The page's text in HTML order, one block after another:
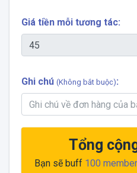
Giá tiền mỗi tương tác:
Ghi chú (Không bắt buộc):
Tổng
Bạn sẽ buff 100 member